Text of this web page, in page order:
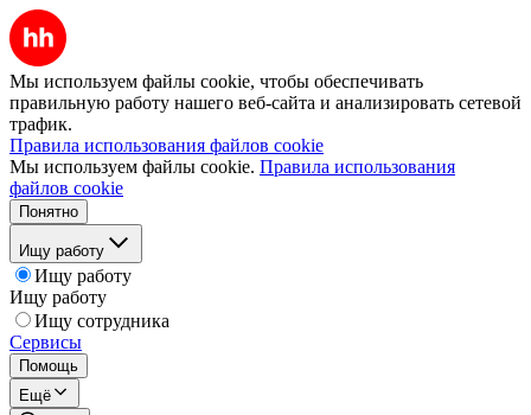
Мы используем файлы cookie, чтобы обеспечивать
правильную работу нашего веб-сайта и анализировать сетевой
трафик.
Правила использования файлов cookie
Мы используем файлы cookie. Правила использования
файлов cookie
Понятно
Ищу работу
Ищу работу
Ищу работу
Ищу сотрудника
Сервисы
Помощь
Ещё